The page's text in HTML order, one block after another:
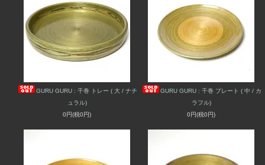
GURU GURU : 千巻 トレー ( 大 / ナチ
ュラル)
0円(税0円)
GURU GURU : 千巻 プレート ( 中 / カ
ラフル)
0円(税0円)